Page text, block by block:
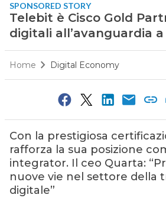
SPONSORED STORY
Telebit è Cisco Gold
digitali all’avanguardia a
Home Digital Economy
Con la prestigiosa
rafforza la sua posizione
integrator. Il ceo Quarta:
nuove vie nel settore della
digitale”